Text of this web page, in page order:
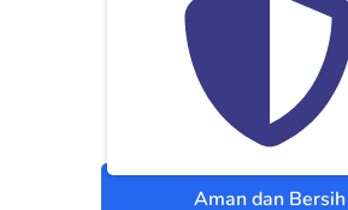
Aman dan Bersih